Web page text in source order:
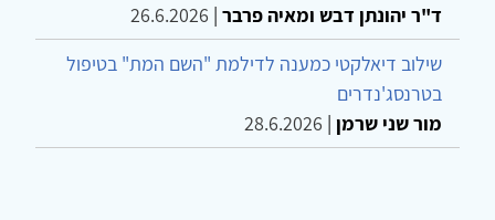
ד"ר יהונתן דבש ומאיה פרבר |
26.6.2026
שילוב דיאלקטי כמענה לדילמת "השם המת" בטיפול
בטרנסג'נדרים
מור שני שרמן |
28.6.2026